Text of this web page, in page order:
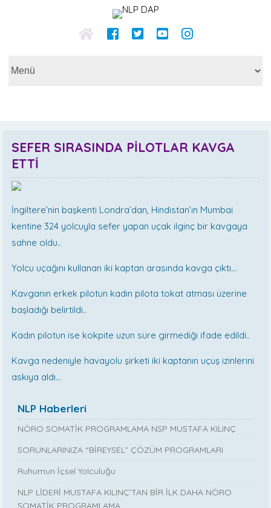
SEFER SIRASINDA PİLOTLAR KAVGA
ETTİ
İngiltere’nin başkenti Londra’dan, Hindistan’ın Mumbai
kentine 324 yolcuyla sefer yapan uçak ilginç bir kavgaya
sahne oldu..
Yolcu uçağını kullanan iki kaptan arasında kavga çıktı…
Kavganın erkek pilotun kadın pilota tokat atması üzerine
başladığı belirtildi..
Kadın pilotun ise kokpite uzun süre girmediği ifade edildi..
Kavga nedeniyle havayolu şirketi iki kaptanın uçuş izinlerini
askıya aldı…
NLP Haberleri
NÖRO SOMATİK PROGRAMLAMA NSP MUSTAFA KILINÇ
SORUNLARINIZA “BİREYSEL” ÇÖZÜM PROGRAMLARI
Ruhumun İçsel Yolculuğu
NLP LİDERİ MUSTAFA KILINÇ’TAN BİR İLK DAHA NÖRO
SOMATİK PROGRAMLAMA